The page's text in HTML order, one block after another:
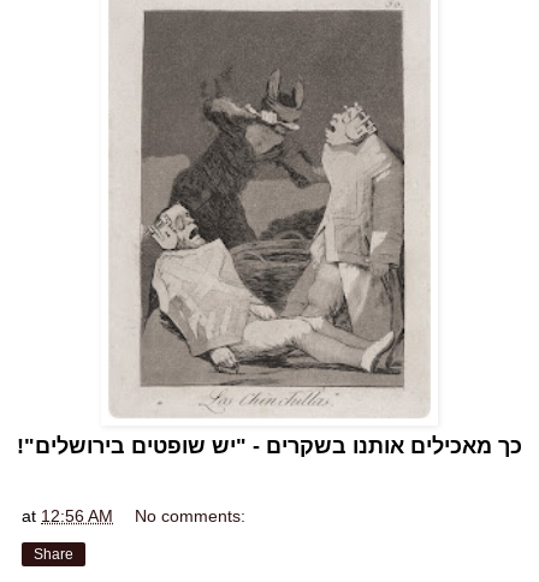
!"כך מאכילים אותנו בשקרים - "יש שופטים בירושלים
at 12:56 AM No comments:
Share